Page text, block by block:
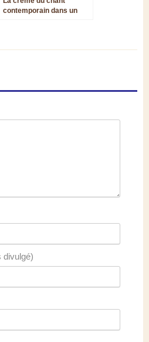
contemporain dans un
divulgé)